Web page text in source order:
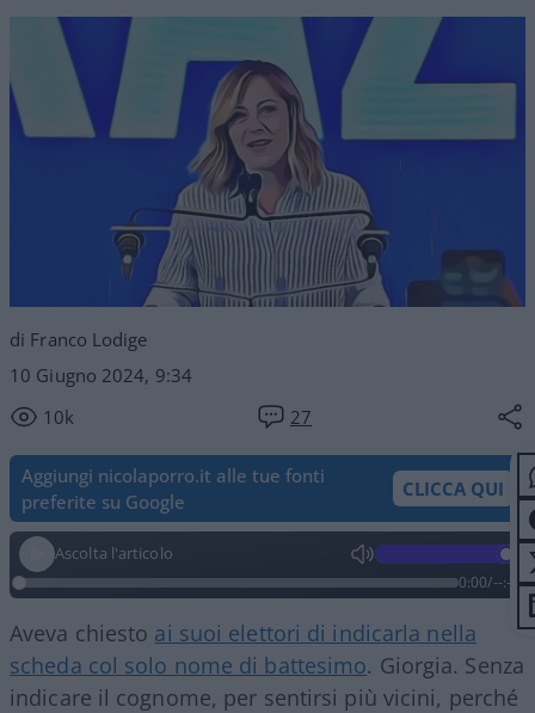
di Franco Lodige
10 Giugno 2024, 9:34
10k
27
Aggiungi nicolaporro.it alle tue fonti
preferite su Google
CLICCA QUI
Ascolta l'articolo
0:00/--:--
Aveva chiesto ai suoi elettori di indicarla nella
scheda col solo nome di battesimo. Giorgia. Senza
indicare il cognome, per sentirsi più vicini, perché